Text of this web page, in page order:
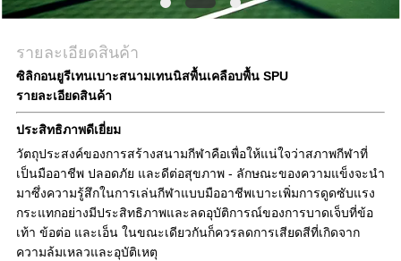
รายละเอียดสินค้า
ซิลิกอนยูรีเทนเบาะสนามเทนนิสพื้นเคลือบพื้น SPU
รายละเอียดสินค้า
ประสิทธิภาพดีเยี่ยม
วัตถุประสงค์ของการสร้างสนามกีฬาคือเพื่อให้แน่ใจว่าสภาพกีฬาที่
เป็นมืออาชีพ ปลอดภัย และดีต่อสุขภาพ - ลักษณะของความแข็งจะนำ
มาซึ่งความรู้สึกในการเล่นกีฬาแบบมืออาชีพเบาะเพิ่มการดูดซับแรง
กระแทกอย่างมีประสิทธิภาพและลดอุบัติการณ์ของการบาดเจ็บที่ข้อ
เท้า ข้อต่อ และเอ็น ในขณะเดียวกันก็ควรลดการเสียดสีที่เกิดจาก
ความล้มเหลวและอุบัติเหตุ